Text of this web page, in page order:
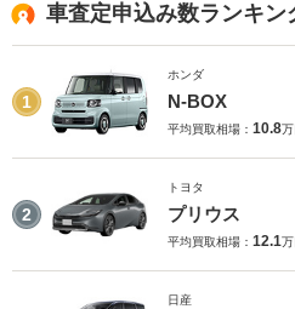
車査定申込み数ランキン
1
ホンダ
N-BOX
平均買取相場： 10.8万
2
トヨタ
プリウス
平均買取相場： 12.1万
日産